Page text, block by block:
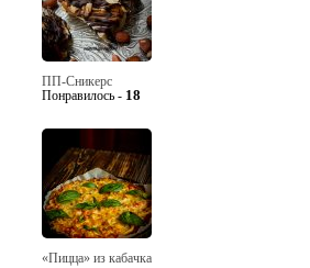
ПП-Сникерс
Понравилось - 18
«Пицца» из кабачка